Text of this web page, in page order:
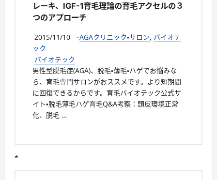
レーキ、IGF-1育毛理論の育毛アクセルの３
つのアプローチ
2015/11/10 –AGAクリニック・サロン, バイオテ
ック
バイオテック
男性型脱毛症(AGA)、脱毛・薄毛・ハゲでお悩みな
ら、育毛専門サロンがおススメです。より短期間
に回復できるからです。育毛バイオテック公式サ
イト・脱毛薄毛ハゲ育毛Q&A考察：頭皮環境正常
化、脱毛 …
*